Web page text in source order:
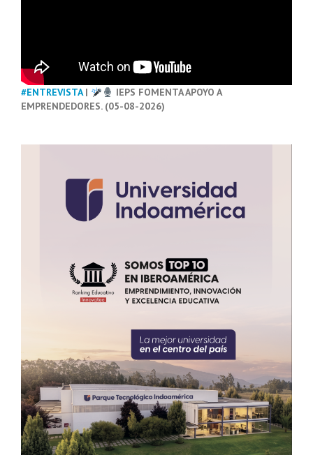
#ENTREVISTA|
IEPS FOMENTA APOYO A
EMPRENDEDORES. (05-08-2026)